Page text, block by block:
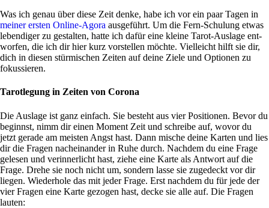
Was ich genau über diese Zeit denke, habe ich vor ein paar Tagen in
meiner ersten Online-Agora aus­ge­führt. Um die Fern-Schu­lung etwas
leben­diger zu gestalten, hatte ich dafür eine kleine Tarot-Aus­lage ent­
worfen, die ich dir hier kurz vor­stellen möchte. Viel­leicht hilft sie dir,
dich in diesen stür­mi­schen Zeiten auf deine Ziele und Optionen zu
fokussieren.
Tarotlegung in Zeiten von Corona
Die Aus­lage ist ganz ein­fach. Sie besteht aus vier Posi­tionen. Bevor du
beginnst, nimm dir einen Moment Zeit und schreibe auf, wovor du
jetzt gerade am mei­sten Angst hast. Dann mische deine Karten und lies
dir die Fragen nach­ein­ander in Ruhe durch. Nachdem du eine Frage
gelesen und ver­in­ner­licht hast, ziehe eine Karte als Ant­wort auf die
Frage. Drehe sie noch nicht um, son­dern lasse sie zuge­deckt vor dir
liegen. Wie­der­hole das mit jeder Frage. Erst nachdem du für jede der
vier Fragen eine Karte gezogen hast, decke sie alle auf. Die Fragen
lauten: